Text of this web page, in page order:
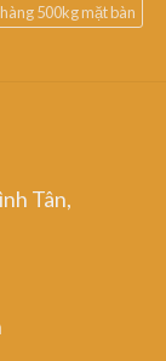
500kg mặt bàn
Tân,